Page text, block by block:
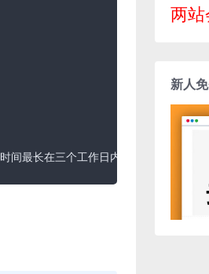
间最长在三个工作日内。
两
新人